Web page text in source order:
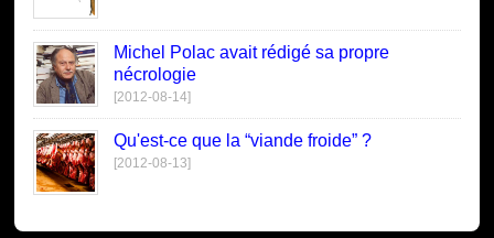
Michel Polac avait rédigé sa propre
nécrologie
[2012-08-14]
Qu'est-ce que la “viande froide” ?
[2012-08-13]